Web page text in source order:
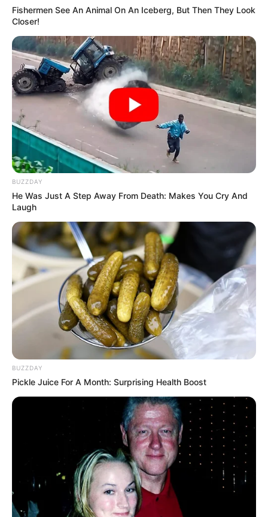
Langka Banget! 10 Pose Lucu
Katak yang Bikin Ketawa
Gemes
Ambyar! 10 Kalimat Baper
Pakai Bahasa Jawa Ini Bikin
Galau Abis
Fail! 10 Potret Makanan Gagal
Dimasak yang Bikin Kamu
Nggak Selera
10 Pose Manekin Anti
Fishermen See An Animal On An Iceberg, But Then They Look
Closer!
BUZZDAY
He Was Just A Step Away From Death: Makes You Cry And
Laugh
BUZZDAY
Pickle Juice For A Month: Surprising Health Boost